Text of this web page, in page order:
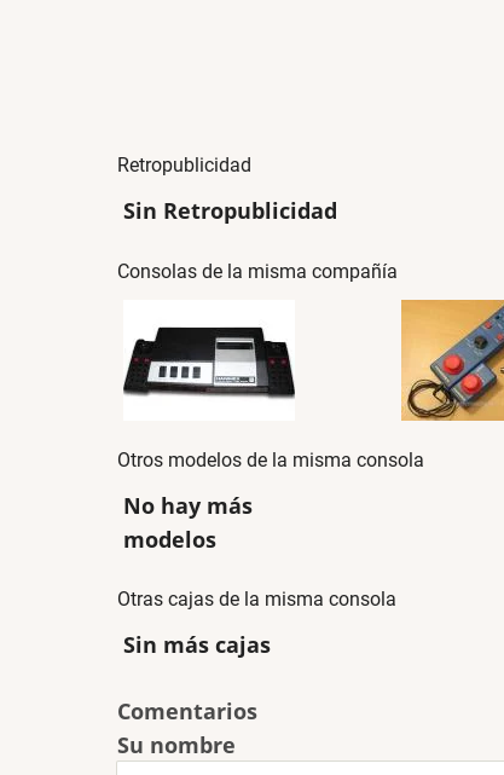
Retropublicidad
Sin Retropublicidad
Consolas de la misma compañía
Otros modelos de la misma consola
No hay más
modelos
Otras cajas de la misma consola
Sin más cajas
Comentarios
Su nombre